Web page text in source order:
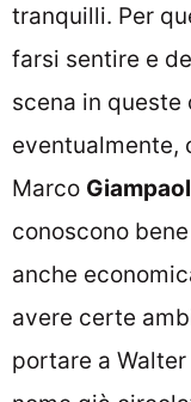
tranquilli. Per
farsi sentire e
scena in queste
eventualmente,
Marco
conoscono
anche
avere certe
portare a Walter